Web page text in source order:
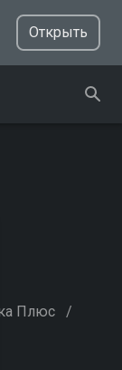
Открыть
Плюс /